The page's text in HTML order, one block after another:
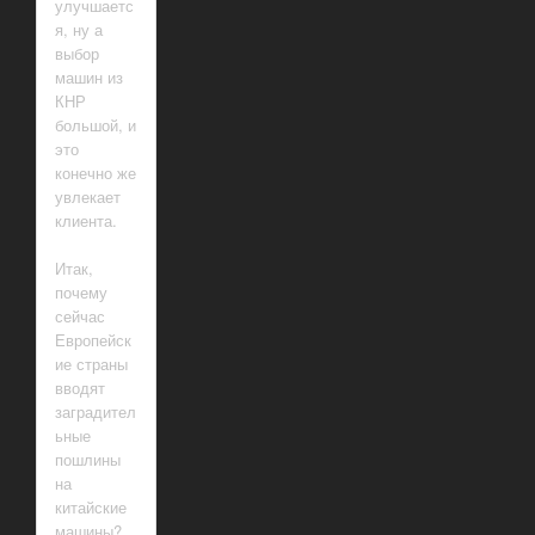
улучшаетс
я, ну а
выбор
машин из
КНР
большой, и
это
конечно же
увлекает
клиента.
Итак,
почему
сейчас
Европейск
ие страны
вводят
заградител
ьные
пошлины
на
китайские